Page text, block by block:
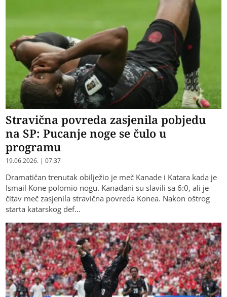
Stravična povreda zasjenila pobjedu
na SP: Pucanje noge se čulo u
programu
19.06.2026. | 07:37
Dramatičan trenutak obilježio je meč Kanade i Katara kada je
Ismail Kone polomio nogu. Kanađani su slavili sa 6:0, ali je
čitav meč zasjenila stravična povreda Konea. Nakon oštrog
starta katarskog def…